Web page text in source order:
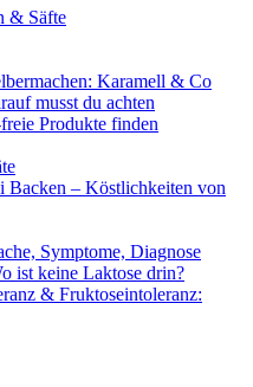
& Säfte
Karamell & Co
musst du achten
Produkte finden
Backen – Köstlichkeiten von
Symptome, Diagnose
ist keine Laktose drin?
& Fruktoseintoleranz: